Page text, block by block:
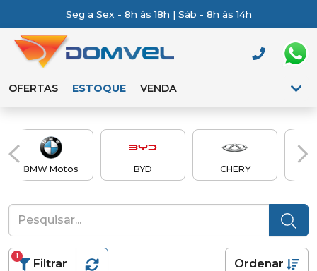
Seg a Sex - 8h às 18h | Sáb - 8h às 14h
OFERTAS ESTOQUE VENDA
BMW Motos BYD CHERY
Filtrar
1
Ordenar